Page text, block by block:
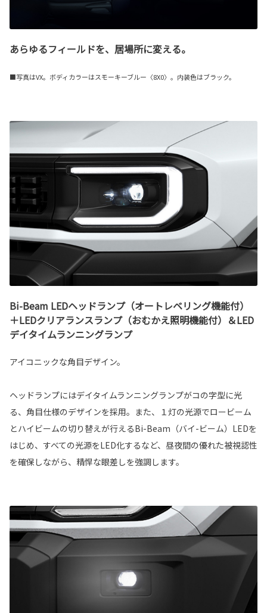
あらゆるフィールドを、居場所に変える。
■写真はVX。ボディカラーはスモーキーブルー〈8X0〉。内装色はブラック。
Bi-Beam LEDヘッドランプ（オートレベリング機能付）
＋LEDクリアランスランプ（おむかえ照明機能付）＆LED
デイタイムランニングランプ
アイコニックな角目デザイン。
ヘッドランプにはデイタイムランニングランプがコの字型に光
る、角目仕様のデザインを採用。また、１灯の光源でロービーム
とハイビームの切り替えが行えるBi-Beam（バイ-ビーム）LEDを
はじめ、すべての光源をLED化するなど、昼夜間の優れた被視認性
を確保しながら、精悍な眼差しを強調します。